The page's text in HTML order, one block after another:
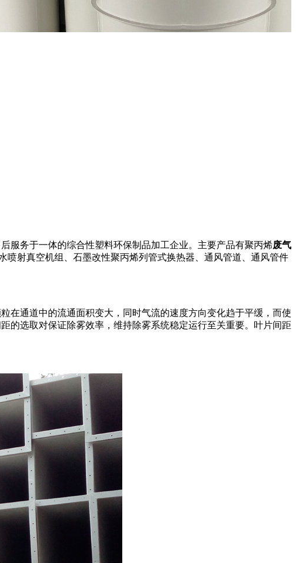
服务于一体的综合性塑料环保制品加工企业。主要产品有聚丙烯废气
喷射真空机组、石墨改性聚丙烯列管式换热器、通风管道、通风管件
在通道中的流通面积变大，同时气流的速度方向变化趋于平缓，而使
的选取对保证除雾效率，维持除雾系统稳定运行至关重要。叶片间距